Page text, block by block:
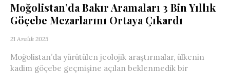
Moğolistan’da Bakır Aramaları 3 Bin Yıllık
Göçebe Mezarlarını Ortaya Çıkardı
21 Aralık 2025
Moğolistan’da yürütülen jeolojik araştırmalar, ülkenin
kadim göçebe geçmişine açılan beklenmedik bir